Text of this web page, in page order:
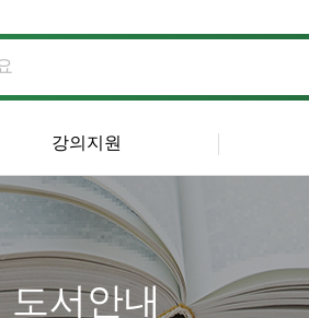
강의지원
도서안내